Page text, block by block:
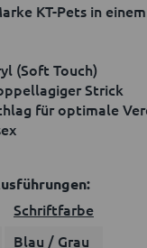
KT-Pets in
(Soft Touch)
Strick
für optimale
Schriftfarbe
Blau / Grau